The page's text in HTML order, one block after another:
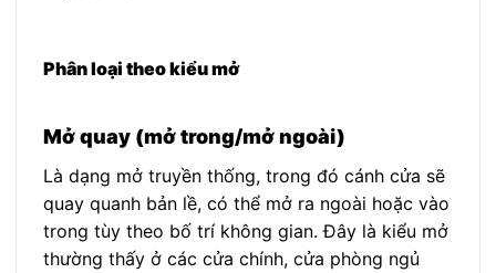
Phân loại theo kiểu mở
Mở quay (mở trong/mở ngoài)
Là dạng mở truyền thống, trong đó cánh cửa sẽ
quay quanh bản lề, có thể mở ra ngoài hoặc vào
trong tùy theo bố trí không gian. Đây là kiểu mở
thường thấy ở các cửa chính, cửa phòng ngủ